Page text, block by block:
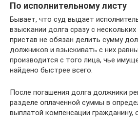
По исполнительному листу
Бывает, что суд выдает
взыскании долга сразу с
пристав не обязан делить сумму
должников и взыскивать с них
производится с того лица, чье
найдено быстрее всего.
После погашения долга должники
разделе оплаченной суммы в
выплатой компенсации гражданину,